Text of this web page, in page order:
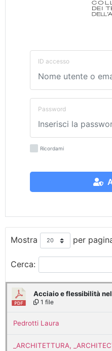
ID accesso
Password
Ricordami
Mostra per
Cerca:
Acciaio e flessibilità
1 file
Pedrotti Laura
_ARCHITETTURA,